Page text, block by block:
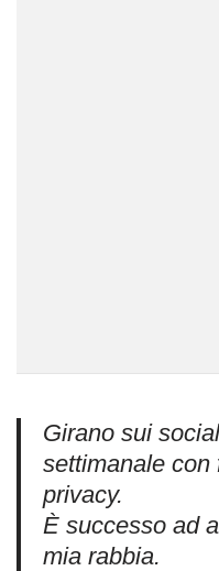
Girano sui
settimanale con
privacy.
È successo ad
mia rabbia.